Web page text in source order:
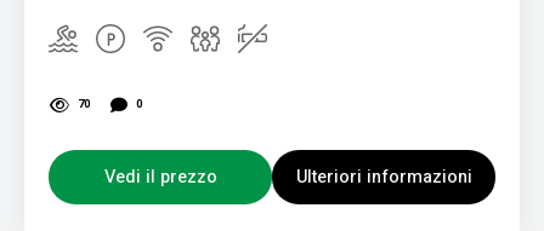
70 0
Vedi il prezzo Ulteriori informazioni